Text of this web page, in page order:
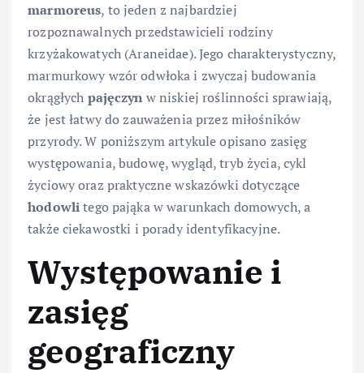
marmoreus, to jeden z najbardziej
rozpoznawalnych przedstawicieli rodziny
krzyżakowatych (Araneidae). Jego charakterystyczny,
marmurkowy wzór odwłoka i zwyczaj budowania
okrągłych pajęczyn w niskiej roślinności sprawiają,
że jest łatwy do zauważenia przez miłośników
przyrody. W poniższym artykule opisano zasięg
występowania, budowę, wygląd, tryb życia, cykl
życiowy oraz praktyczne wskazówki dotyczące
hodowlitego pająka w warunkach domowych, a
także ciekawostki i porady identyfikacyjne.
Występowanie i
zasięg
geograficzny